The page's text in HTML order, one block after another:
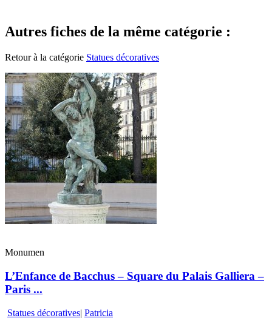
Autres fiches de la même catégorie :
Retour à la catégorie Statues décoratives
Monumen
L’Enfance de Bacchus – Square du Palais Galliera –
Paris ...
Statues décoratives| Patricia